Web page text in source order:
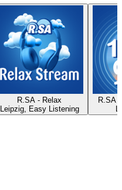
R.SA - Relax
Leipzig, Easy Listening
R.SA